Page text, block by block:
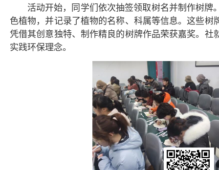
活动开始，同学们依次抽签领取树名并制作树牌
色植物，并记录了植物的名称、科属等信息。这些
凭借其创意独特、制作精良的树牌作品荣获嘉奖。
实践环保理念。